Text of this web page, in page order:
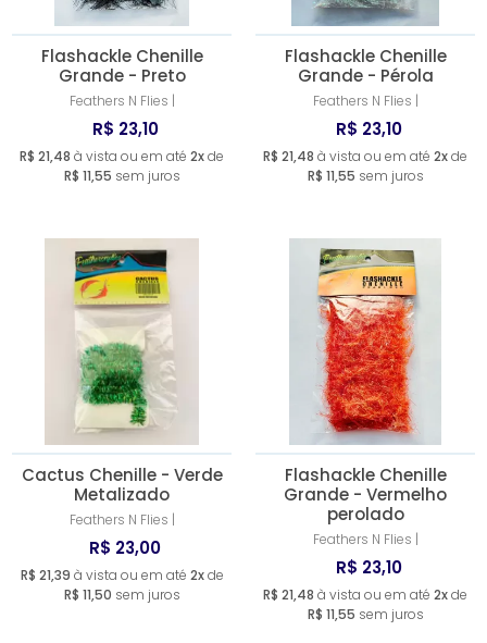
Flashackle Chenille
Grande - Preto
Feathers N Flies |
R$ 23,10
R$ 21,48 à vista ou em até 2xde
R$ 11,55 sem juros
Flashackle Chenille
Grande - Pérola
Feathers N Flies |
R$ 23,10
R$ 21,48 à vista ou em até 2xde
R$ 11,55 sem juros
Cactus Chenille - Verde
Metalizado
Feathers N Flies |
R$ 23,00
R$ 21,39 à vista ou em até 2xde
R$ 11,50 sem juros
Flashackle Chenille
Grande - Vermelho
perolado
Feathers N Flies |
R$ 23,10
R$ 21,48 à vista ou em até 2xde
R$ 11,55 sem juros